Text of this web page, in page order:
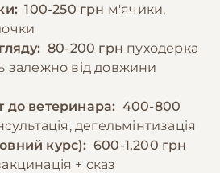
100-250 грн м'ячики,
80-200 грн пуходерка
залежно від довжини
до ветеринара: 400-800
дегельмінтизація
курс): 600-1,200 грн
+ сказ